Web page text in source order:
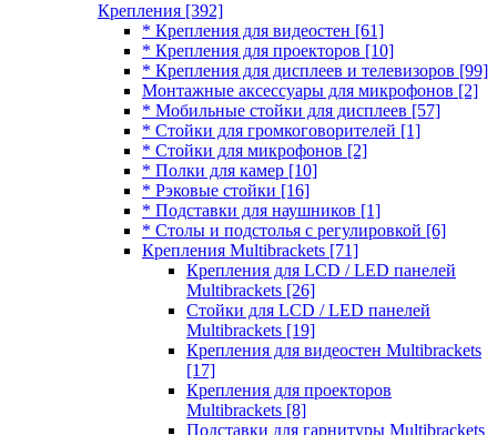
Крепления [392]
* Крепления для видеостен [61]
* Крепления для проекторов [10]
* Крепления для дисплеев и телевизоров [99]
Монтажные аксессуары для микрофонов [2]
* Мобильные стойки для дисплеев [57]
* Стойки для громкоговорителей [1]
* Стойки для микрофонов [2]
* Полки для камер [10]
* Рэковые стойки [16]
* Подставки для наушников [1]
* Столы и подстолья с регулировкой [6]
Крепления Multibrackets [71]
Крепления для LCD / LED панелей
Multibrackets [26]
Стойки для LCD / LED панелей
Multibrackets [19]
Крепления для видеостен Multibrackets
[17]
Крепления для проекторов
Multibrackets [8]
Подставки для гарнитуры Multibrackets